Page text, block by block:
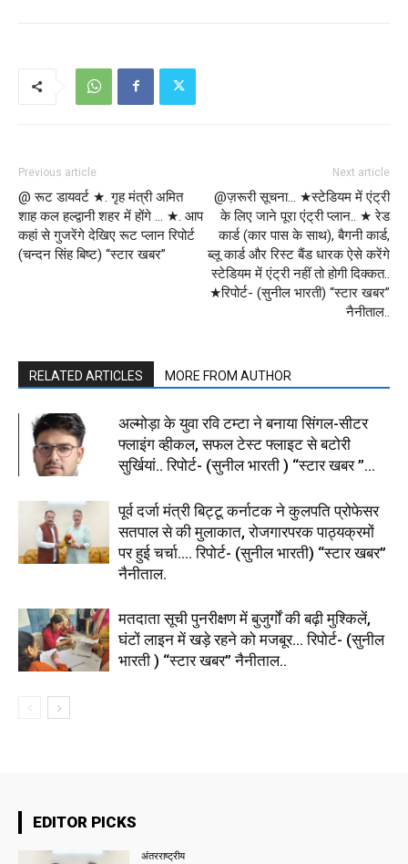
Previous article
@ रूट डायवर्ट ★. गृह मंत्री अमित
शाह कल हल्द्वानी शहर में होंगे … ★. आप
कहां से गुजरेंगे देखिए रूट प्लान रिपोर्ट
(चन्दन सिंह बिष्ट) “स्टार खबर”
Next article
@ज़रूरी सूचना… ★स्टेडियम में एंट्री
के लिए जाने पूरा एंट्री प्लान.. ★ रेड
कार्ड (कार पास के साथ), बैगनी कार्ड,
ब्लू कार्ड और रिस्ट बैंड धारक ऐसे करेंगे
स्टेडियम में एंट्री नहीं तो होगी दिक्कत..
★रिपोर्ट- (सुनील भारती) “स्टार खबर”
नैनीताल..
RELATED ARTICLES MORE FROM AUTHOR
अल्मोड़ा के युवा रवि टम्टा ने बनाया सिंगल-सीटर
फ्लाइंग व्हीकल, सफल टेस्ट फ्लाइट से बटोरी
सुर्खियां.. रिपोर्ट- (सुनील भारती ) “स्टार खबर ”...
पूर्व दर्जा मंत्री बिट्टू कर्नाटक ने कुलपति प्रोफेसर
सतपाल से की मुलाकात, रोजगारपरक पाठ्यक्रमों
पर हुई चर्चा…. रिपोर्ट- (सुनील भारती) “स्टार खबर”
नैनीताल.
मतदाता सूची पुनरीक्षण में बुजुर्गों की बढ़ी मुश्किलें,
घंटों लाइन में खड़े रहने को मजबूर… रिपोर्ट- (सुनील
भारती ) “स्टार खबर” नैनीताल..
EDITOR PICKS
अंतरराष्ट्रीय